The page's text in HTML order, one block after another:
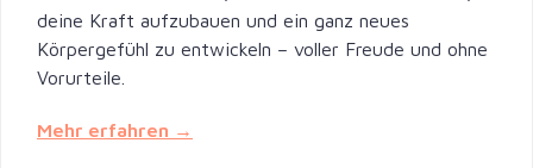
deine Kraft aufzubauen und ein ganz neues
Körpergefühl zu entwickeln – voller Freude und ohne
Vorurteile.
Mehr erfahren →